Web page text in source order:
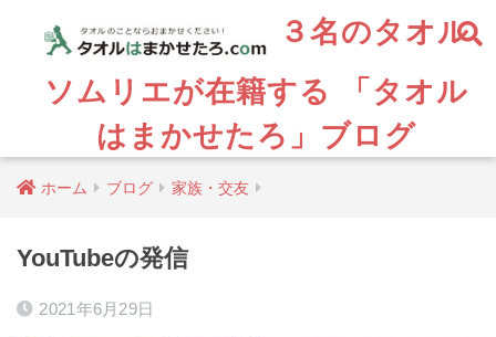
３名のタオル
ソムリエが在籍する 「タオル
はまかせたろ」ブログ
ホーム ブログ 家族・交友
YouTubeの発信
2021年6月29日